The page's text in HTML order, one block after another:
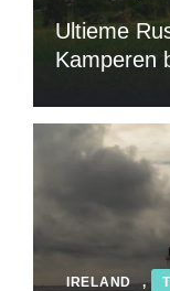
Ultieme
Kamperen
IRELAND ,